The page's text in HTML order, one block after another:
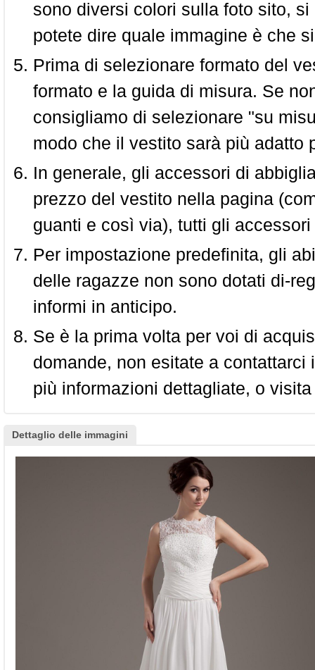
sono diversi colori sulla foto sito,
potete dire quale immagine è che
Prima di selezionare formato del
formato e la guida di misura. Se
consigliamo di selezionare "su
modo che il vestito sarà più adatto
In generale, gli accessori di
prezzo del vestito nella pagina
guanti e così via), tutti gli
Per impostazione predefinita, gli
delle ragazze non sono dotati di-
informi in anticipo.
Se è la prima volta per voi di
domande, non esitate a
più informazioni dettagliate, o
Dettaglio delle immagini